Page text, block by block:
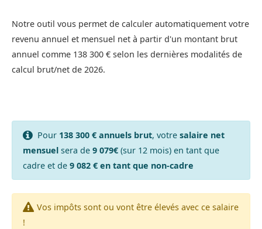
Notre outil vous permet de calculer automatiquement votre
revenu annuel et mensuel net à partir d'un montant brut
annuel comme 138 300 € selon les dernières modalités de
calcul brut/net de 2026.
Pour 138 300 € annuels brut, votre salaire net
mensuelsera de 9 079€(sur 12 mois) en tant que
cadre et de 9 082 € en tant que non-cadre
Vos impôts sont ou vont être élevés avec ce salaire
!